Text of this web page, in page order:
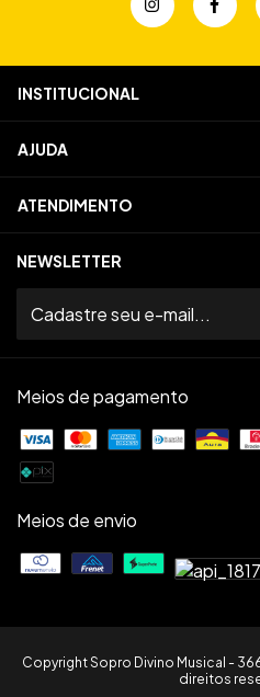
INSTITUCIONAL
AJUDA
ATENDIMENTO
NEWSLETTER
Meios de pagamento
Meios de envio
Copyright Sopro Divino Musical -
direitos